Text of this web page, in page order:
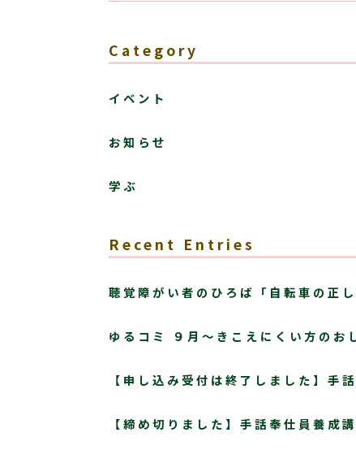
Category
イベント
お知らせ
学ぶ
Recent Entries
聴覚障がい者のひろば「自転車の正
ゆるコミ ９月～きこえにくい方のお
【申し込み受付は終了しました】手
【締め切りました】手話奉仕員養